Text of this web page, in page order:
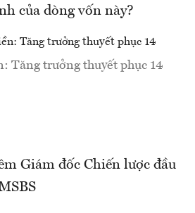
của dòng vốn này?
Tăng trưởng thuyết phục 14
Giám đốc Chiến lược đầu